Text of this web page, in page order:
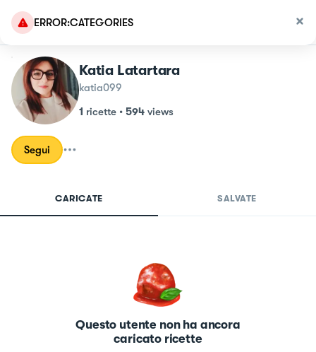
ERROR:CATEGORIES
Katia Latartara
katia099
1 ricette • 594 views
Segui
CARICATE SALVATE
Questo utente non ha ancora
caricato ricette